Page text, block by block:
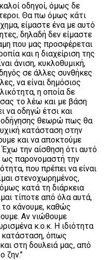
οδηγοί, όμως δε
Θα πω όμως κάτι
είμαστε ένα με αυτό
δηλαδή δεν είμαστε
που μας προσφέρεται
και η διαχείριση της
άνιση, κυκλοθυμική,
σε άλλες συνθήκες
να είναι δημόσιος
η οποία δε
το λέω και με βάση
να οδηγώ έτσι και
οδήγησης θεωρώ πως θα
κατάσταση στην
και να αποκτούμε
Έχω την αίσθηση ότι αυτό
ως παρονομαστή την
που πρέπει να είναι
στενοχωρημένος,
κατά τη διάρκεια
τίποτε από όλα αυτά,
κάνουμε, καθώς
Αν νιώθουμε
κ.ο.κ. Η ιδιότητα
κατάσταση, όπως
στη δουλειά μας, από
ζην."